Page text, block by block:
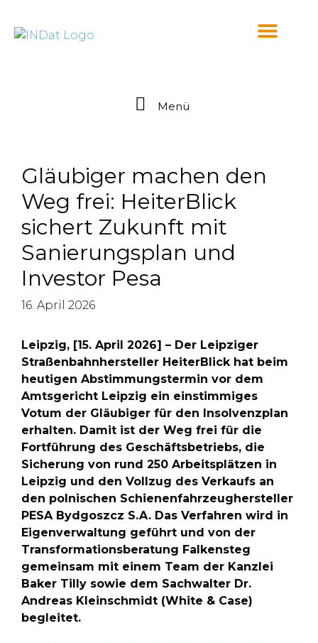
Menü
Gläubiger machen den
Weg frei: HeiterBlick
sichert Zukunft mit
Sanierungsplan und
Investor Pesa
16. April 2026
Leipzig, [15. April 2026] – Der Leipziger
Straßenbahnhersteller HeiterBlick hat beim
heutigen Abstimmungstermin vor dem
Amtsgericht Leipzig ein einstimmiges
Votum der Gläubiger für den Insolvenzplan
erhalten. Damit ist der Weg frei für die
Fortführung des Geschäftsbetriebs, die
Sicherung von rund 250 Arbeitsplätzen in
Leipzig und den Vollzug des Verkaufs an
den polnischen Schienenfahrzeughersteller
PESA Bydgoszcz S.A. Das Verfahren wird in
Eigenverwaltung geführt und von der
Transformationsberatung Falkensteg
gemeinsam mit einem Team der Kanzlei
Baker Tilly sowie dem Sachwalter Dr.
Andreas Kleinschmidt (White & Case)
begleitet.